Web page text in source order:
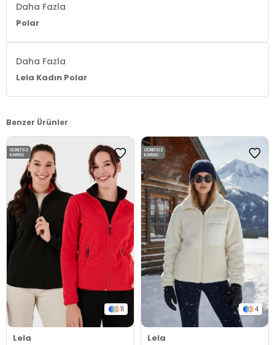
Daha Fazla
Polar
Daha Fazla
Lela Kadın Polar
Benzer Ürünler
11
Lela
ÜCRETSIZ
KARGO
4
Lela
ÜCRETSIZ
KARGO